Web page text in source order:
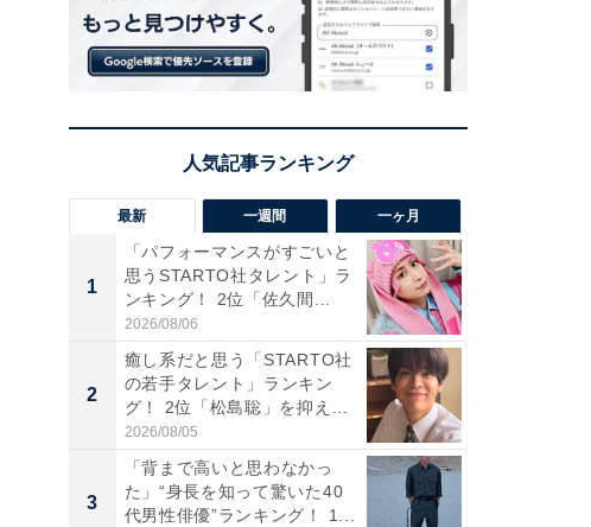
最新 一週間 一ヶ月
1
「パフォーマンスがすごいと
思うSTARTO社タレント」ラ
ンキング！ 2位「佐久間...
2026/08/06
2
癒し系だと思う「STARTO社
の若手タレント」ランキン
グ！ 2位「松島聡」を抑え...
2026/08/05
3
「背まで高いと思わなかっ
た」“身長を知って驚いた40
代男性俳優”ランキング！ 1...